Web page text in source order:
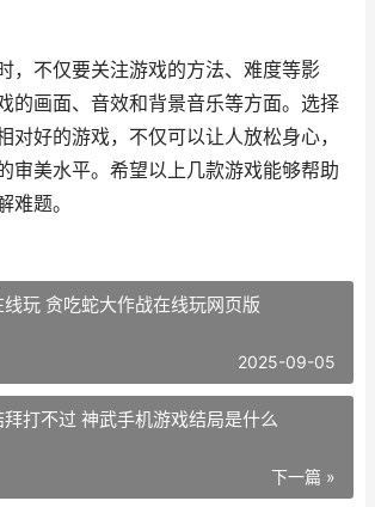
，不仅要关注游戏的方法、难度等影
的画面、音效和背景音乐等方面。选择
对好的游戏，不仅可以让人放松身心，
审美水平。希望以上几款游戏能够帮助
难题。
玩 贪吃蛇大作战在线玩网页版
2025-09-05
打不过 神武手机游戏结局是什么
下一篇 »